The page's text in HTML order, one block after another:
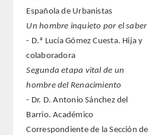
Española de Urbanistas
Un hombre inquieto por el saber
- D.ª Lucía Gómez Cuesta. Hija y
colaboradora
Segunda etapa vital de un
hombre del Renacimiento
- Dr. D. Antonio Sánchez del
Barrio. Académico
Correspondiente de la Sección de